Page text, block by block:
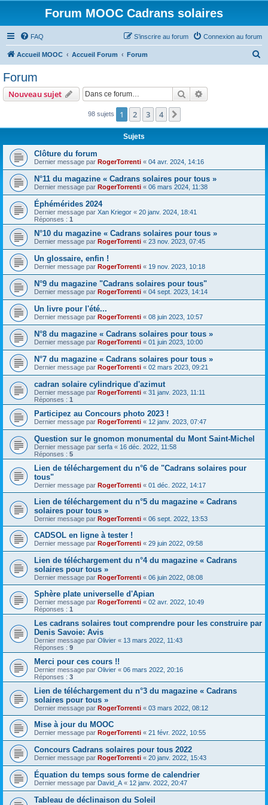
Forum MOOC Cadrans solaires
FAQ Connexion au forum
S’inscrire au forum
Accueil MOOC Accueil Forum Forum
e
Forum
Nouveau sujet Rechercher
98 sujets 1 2 3 4
Sujets
Clôture du forum
Dernier message par RogerTorrenti « 04 avr. 2024, 14:16
N°11 du magazine « Cadrans solaires pour tous »
Dernier message par RogerTorrenti « 06 mars 2024, 11:38
Éphémérides 2024
Dernier message par Xan Kriegor « 20 janv. 2024, 18:41
Réponses : 1
N°10 du magazine « Cadrans solaires pour tous »
Dernier message par RogerTorrenti « 23 nov. 2023, 07:45
Un glossaire, enfin !
Dernier message par RogerTorrenti « 19 nov. 2023, 10:18
N°9 du magazine "Cadrans solaires pour tous"
Dernier message par RogerTorrenti « 04 sept. 2023, 14:14
Un livre pour l'été...
Dernier message par RogerTorrenti « 08 juin 2023, 10:57
N°8 du magazine « Cadrans solaires pour tous »
Dernier message par RogerTorrenti « 01 juin 2023, 10:00
N°7 du magazine « Cadrans solaires pour tous »
Dernier message par RogerTorrenti « 02 mars 2023, 09:21
cadran solaire cylindrique d'azimut
Dernier message par RogerTorrenti « 31 janv. 2023, 11:11
Réponses : 1
Participez au Concours photo 2023 !
Dernier message par RogerTorrenti « 12 janv. 2023, 07:47
Question sur le gnomon monumental du Mont Saint-Michel
Dernier message par serfa « 16 déc. 2022, 11:58
Réponses : 5
Lien de téléchargement du n°6 de "Cadrans solaires pour
tous"
Dernier message par RogerTorrenti « 01 déc. 2022, 14:17
Lien de téléchargement du n°5 du magazine « Cadrans
solaires pour tous »
Dernier message par RogerTorrenti « 06 sept. 2022, 13:53
CADSOL en ligne à tester !
Dernier message par RogerTorrenti « 29 juin 2022, 09:58
Lien de téléchargement du n°4 du magazine « Cadrans
solaires pour tous »
Dernier message par RogerTorrenti « 06 juin 2022, 08:08
Sphère plate universelle d'Apian
Dernier message par RogerTorrenti « 02 avr. 2022, 10:49
Réponses : 1
Les cadrans solaires tout comprendre pour les construire par
Denis Savoie: Avis
Dernier message par Olivier « 13 mars 2022, 11:43
Réponses : 9
Merci pour ces cours !!
Dernier message par Olivier « 06 mars 2022, 20:16
Réponses : 3
Lien de téléchargement du n°3 du magazine « Cadrans
solaires pour tous »
Dernier message par RogerTorrenti « 03 mars 2022, 08:12
Mise à jour du MOOC
Dernier message par RogerTorrenti « 21 févr. 2022, 10:55
Concours Cadrans solaires pour tous 2022
Dernier message par RogerTorrenti « 20 janv. 2022, 15:43
Équation du temps sous forme de calendrier
Dernier message par David_A « 12 janv. 2022, 20:47
Tableau de déclinaison du Soleil